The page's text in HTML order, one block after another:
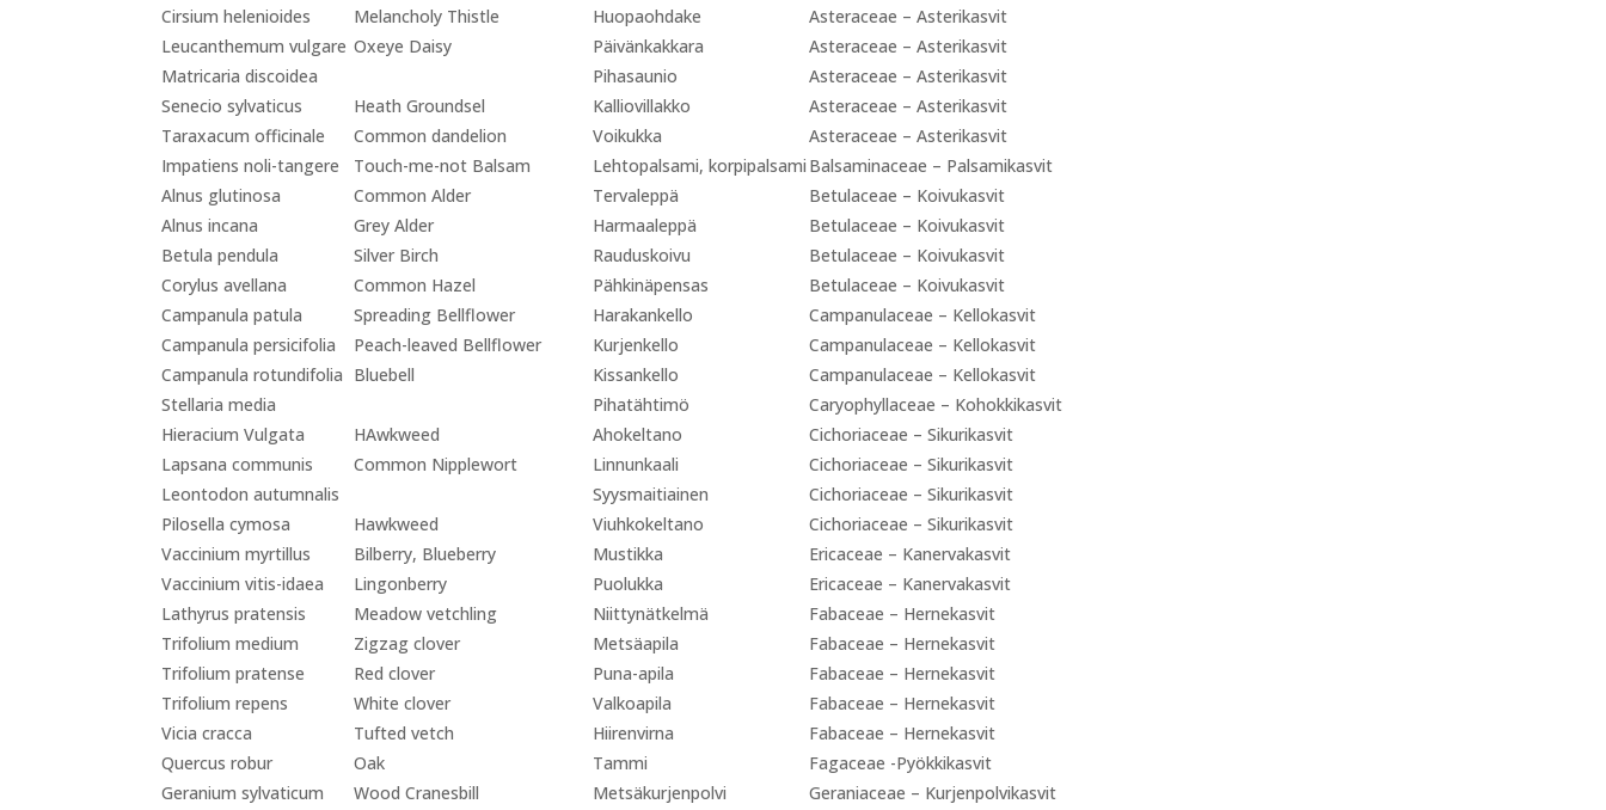
Cirsium helenioides
Melancholy Thistle Huopaohdake
Asteraceae – Asterikasvit
Leucanthemum vulgare Oxeye Daisy Päivänkakkara
Asteraceae – Asterikasvit
Matricaria discoidea
Pihasaunio
Asteraceae – Asterikasvit
Senecio sylvaticus
Heath Groundsel Kalliovillakko
Asteraceae – Asterikasvit
Taraxacum officinale
Common dandelion Voikukka
Asteraceae – Asterikasvit
Impatiens noli-tangere
Touch-me-not Balsam Lehtopalsami, korpipalsami Balsaminaceae – Palsamikasvit
Alnus glutinosa
Common Alder Tervaleppä
Betulaceae – Koivukasvit
Alnus incana
Grey Alder Harmaaleppä
Betulaceae – Koivukasvit
Betula pendula
Silver Birch Rauduskoivu
Betulaceae – Koivukasvit
Corylus avellana
Common Hazel Pähkinäpensas
Betulaceae – Koivukasvit
Campanula patula
Spreading Bellflower Harakankello
Campanulaceae – Kellokasvit
Campanula persicifolia
Peach-leaved Bellflower Kurjenkello
Campanulaceae – Kellokasvit
Campanula rotundifolia Bluebell Kissankello
Campanulaceae – Kellokasvit
Stellaria media
Pihatähtimö
Caryophyllaceae – Kohokkikasvit
Hieracium Vulgata
HAwkweed Ahokeltano
Cichoriaceae – Sikurikasvit
Lapsana communis
Common Nipplewort Linnunkaali
Cichoriaceae – Sikurikasvit
Leontodon autumnalis
Syysmaitiainen
Cichoriaceae – Sikurikasvit
Pilosella cymosa
Hawkweed Viuhkokeltano
Cichoriaceae – Sikurikasvit
Vaccinium myrtillus
Bilberry, Blueberry Mustikka
Ericaceae – Kanervakasvit
Vaccinium vitis-idaea
Lingonberry Puolukka
Ericaceae – Kanervakasvit
Lathyrus pratensis
Meadow vetchling Niittynätkelmä
Fabaceae – Hernekasvit
Trifolium medium
Zigzag clover Metsäapila
Fabaceae – Hernekasvit
Trifolium pratense
Red clover Puna-apila
Fabaceae – Hernekasvit
Trifolium repens
White clover Valkoapila
Fabaceae – Hernekasvit
Vicia cracca
Tufted vetch Hiirenvirna
Fabaceae – Hernekasvit
Quercus robur
Oak Tammi
Fagaceae -Pyökkikasvit
Geranium sylvaticum
Wood Cranesbill Metsäkurjenpolvi
Geraniaceae – Kurjenpolvikasvit